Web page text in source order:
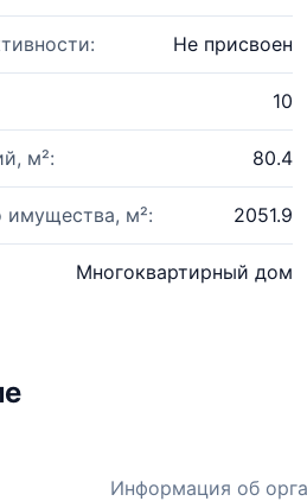
Не присвоен
10
м²: 80.4
м²: 2051.9
Многоквартирный дом
Информация об